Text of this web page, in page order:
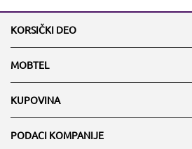
KORSIČKI DEO
MOBTEL
KUPOVINA
PODACI KOMPANIJE